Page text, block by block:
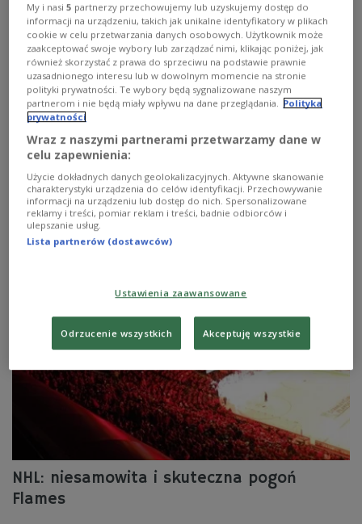
NHL: Jagr znów zapewnił zwycięstwo
"Diabłom"
42-letni Jaromir Jagr po raz 124. w karierze strzelił
zwycięską bramkę w meczu ligi NHL. We wtorek dzięki
temu hokeiści New Jersey Devils pokonali były klub
Czecha - Philadelphia Flyers 2:1.
NHL: niesamowita i skuteczna pogoń
Flames
My i nasi5 partnerzy przechowujemy lub uzyskujemy dostęp do
informacji na urządzeniu, takich jak unikalne identyfikatory w plikach
cookie w celu przetwarzania danych osobowych. Użytkownik może
zaakceptować swoje wybory lub zarządzać nimi, klikając poniżej, jak
również skorzystać z prawa do sprzeciwu na podstawie prawnie
uzasadnionego interesu lub w dowolnym momencie na stronie
polityki prywatności. Te wybory będą sygnalizowane naszym
partnerom i nie będą miały wpływu na dane przeglądania. Polityka
prywatności
Wraz z naszymi partnerami przetwarzamy dane w
celu zapewnienia:
Użycie dokładnych danych geolokalizacyjnych. Aktywne skanowanie
charakterystyki urządzenia do celów identyfikacji. Przechowywanie
informacji na urządzeniu lub dostęp do nich. Spersonalizowane
reklamy i treści, pomiar reklam i treści, badnie odbiorców i
ulepszanie usług.
Lista partnerów (dostawców)
Ustawienia zaawansowane
Odrzucenie wszystkich Akceptuję wszystkie